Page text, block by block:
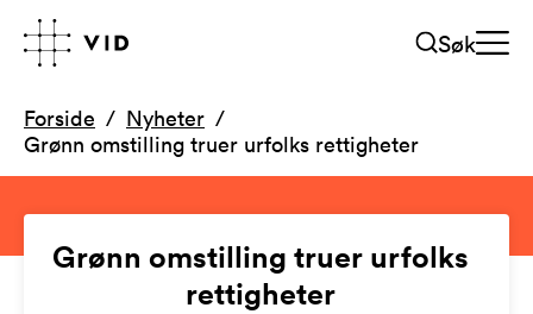
Søk
Forside
Nyheter
Grønn omstilling truer urfolks rettigheter
Grønn omstilling truer urfolks
rettigheter